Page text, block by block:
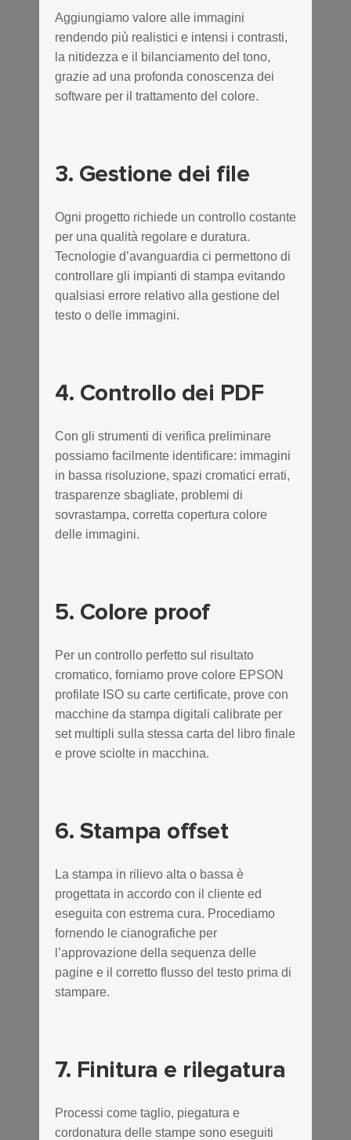
Aggiungiamo valore alle immagini
rendendo più realistici e intensi i contrasti,
la nitidezza e il bilanciamento del tono,
grazie ad una profonda conoscenza dei
software per il trattamento del colore.
3. Gestione dei file
Ogni progetto richiede un controllo costante
per una qualità regolare e duratura.
Tecnologie d’avanguardia ci permettono di
controllare gli impianti di stampa evitando
qualsiasi errore relativo alla gestione del
testo o delle immagini.
4. Controllo dei PDF
Con gli strumenti di verifica preliminare
possiamo facilmente identificare: immagini
in bassa risoluzione, spazi cromatici errati,
trasparenze sbagliate, problemi di
sovrastampa, corretta copertura colore
delle immagini.
5. Colore proof
Per un controllo perfetto sul risultato
cromatico, forniamo prove colore EPSON
profilate ISO su carte certificate, prove con
macchine da stampa digitali calibrate per
set multipli sulla stessa carta del libro finale
e prove sciolte in macchina.
6. Stampa offset
La stampa in rilievo alta o bassa è
progettata in accordo con il cliente ed
eseguita con estrema cura. Procediamo
fornendo le cianografiche per
l’approvazione della sequenza delle
pagine e il corretto flusso del testo prima di
stampare.
7. Finitura e rilegatura
Processi come taglio, piegatura e
cordonatura delle stampe sono eseguiti